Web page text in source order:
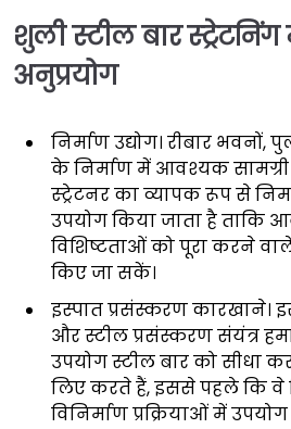
शुली स्टील बार
अनुप्रयोग
निर्माण उद्योग। रीबार
के निर्माण में आवश्यक सामग्री
स्ट्रेटनर का व्यापक रूप से
उपयोग किया जाता है ताकि
विशिष्टताओं को पूरा करने
किए जा सकें।
इस्पात प्रसंस्करण कारखाने।
और स्टील प्रसंस्करण संयंत्र
उपयोग स्टील बार को सीधा
लिए करते हैं, इससे पहले कि वे
विनिर्माण प्रक्रियाओं में